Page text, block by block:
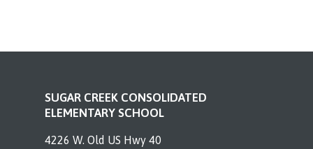
SUGAR CREEK CONSOLIDATED
ELEMENTARY SCHOOL
4226 W. Old US Hwy 40